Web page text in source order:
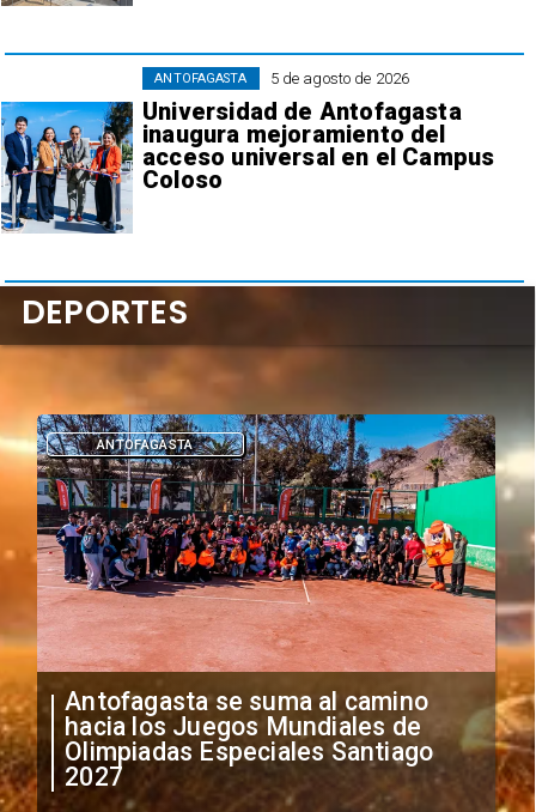
5 de agosto de 2026
Universidad de Antofagasta
inaugura mejoramiento del
acceso universal en el Campus
Coloso
ANTOFAGASTA
"Falta de profesionalismo": Sifup
anuncia medidas por situación
irregular de futbolistas
extranjeros
DEPORTES
DEPORTES